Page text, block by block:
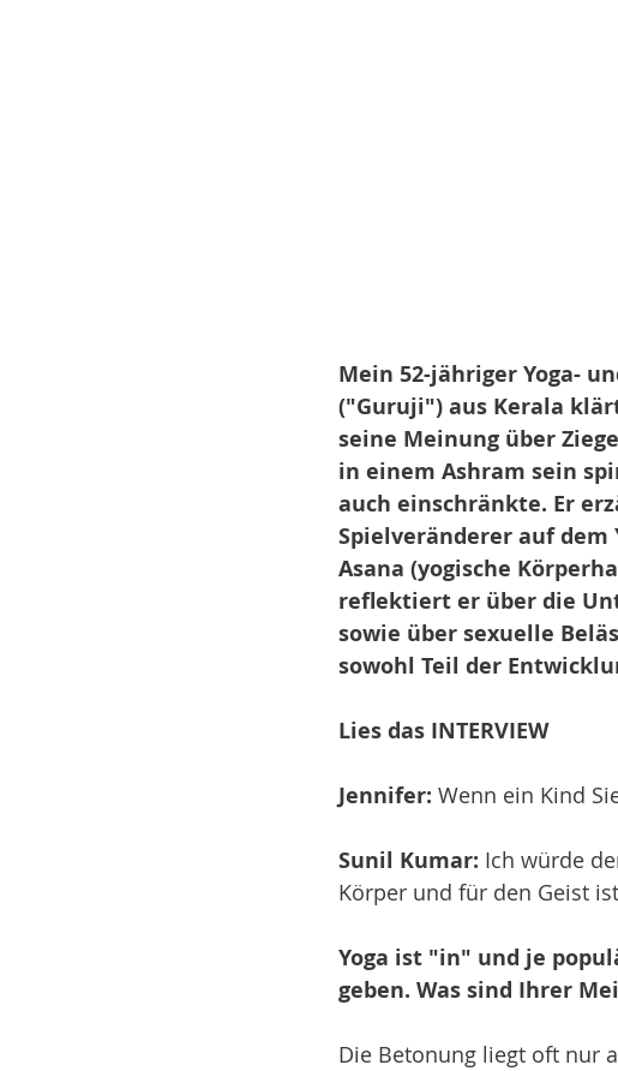
Mein 52-jähriger Yoga-
("Guruji") aus Kerala
seine Meinung über
in einem Ashram sein
auch einschränkte. Er
Spielveränderer auf dem
Asana (yogische
reflektiert er über die
sowie über sexuelle
sowohl Teil der
Lies das INTERVIEW
Jennifer: Wenn ein Kind
Sunil Kumar: Ich würde
Körper und für den Geist
Yoga ist "in" und je
geben. Was sind Ihrer
Die Betonung liegt oft nur